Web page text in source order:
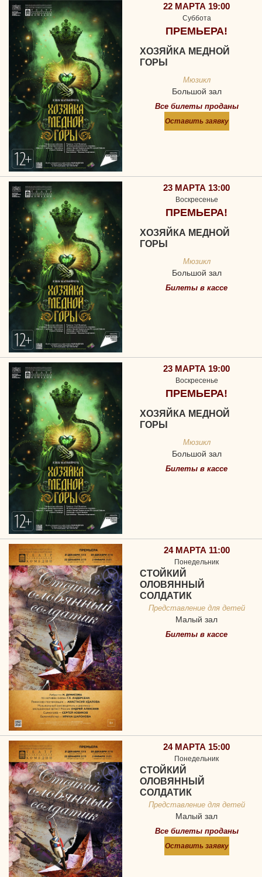
22 МАРТА 19:00
Суббота
ПРЕМЬЕРА!
ХОЗЯЙКА МЕДНОЙ
ГОРЫ
Мюзикл
Большой зал
Все билеты проданы
Оставить заявку
23 МАРТА 13:00
Воскресенье
ПРЕМЬЕРА!
ХОЗЯЙКА МЕДНОЙ
ГОРЫ
Мюзикл
Большой зал
Билеты в кассе
23 МАРТА 19:00
Воскресенье
ПРЕМЬЕРА!
ХОЗЯЙКА МЕДНОЙ
ГОРЫ
Мюзикл
Большой зал
Билеты в кассе
24 МАРТА 11:00
Понедельник
СТОЙКИЙ
ОЛОВЯННЫЙ
СОЛДАТИК
Представление для детей
Малый зал
Билеты в кассе
24 МАРТА 15:00
Понедельник
СТОЙКИЙ
ОЛОВЯННЫЙ
СОЛДАТИК
Представление для детей
Малый зал
Все билеты проданы
Оставить заявку